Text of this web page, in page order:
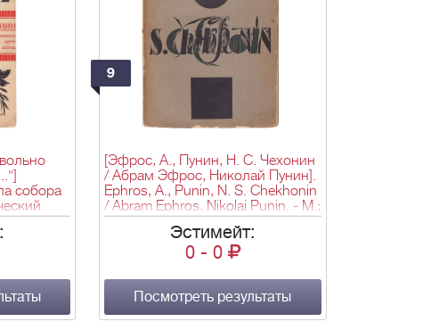
собора
Изд-
- 61, II
9
[Эфрос, А., Пунин, Н. С. Чехонин
/ Абрам Эфрос, Николай Пунин].
Ephros, A., Punin, N. S. Chekhonin
/ Abram Ephros, Nikolai Punin. - М.;
Л.: State press, [1924]. - 104, [2] c.,
[12] л. ил.: ил.; 29х22,5 см. - 1
Эстимейт:
0- 0
Посмотреть результаты